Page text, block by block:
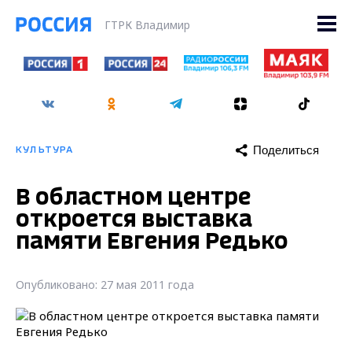
ГТРК Владимир
КУЛЬТУРА Поделиться
В областном центре
откроется выставка
памяти Евгения Редько
Опубликовано: 27 мая 2011 года